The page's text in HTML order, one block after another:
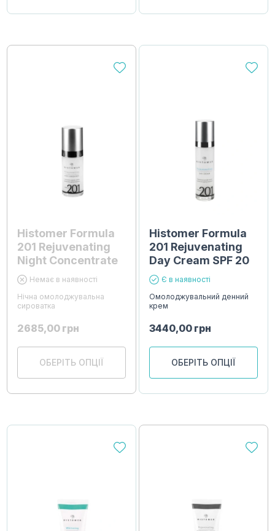
Histomer Formula
201 Rejuvenating
Night Concentrate
Немає в наявності
Нічна омолоджувальна
сироватка
2685,00 грн
ОБЕРІТЬ ОПЦІЇ
Histomer Formula
201 Rejuvenating
Day Cream SPF 20
Є в наявності
Омолоджувальний денний
крем
3440,00 грн
ОБЕРІТЬ ОПЦІЇ